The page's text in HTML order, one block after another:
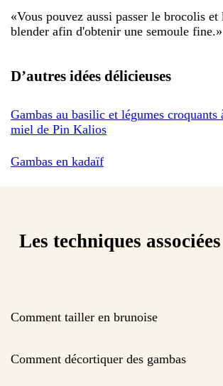
«Vous pouvez aussi passer le brocolis
blender afin d'obtenir une semoule fine.»
D’autres idées délicieuses
Gambas au basilic et légumes croquants
miel de Pin Kalios
Gambas en kadaïf
Les techniques associées
Comment tailler en brunoise
Comment décortiquer des gambas